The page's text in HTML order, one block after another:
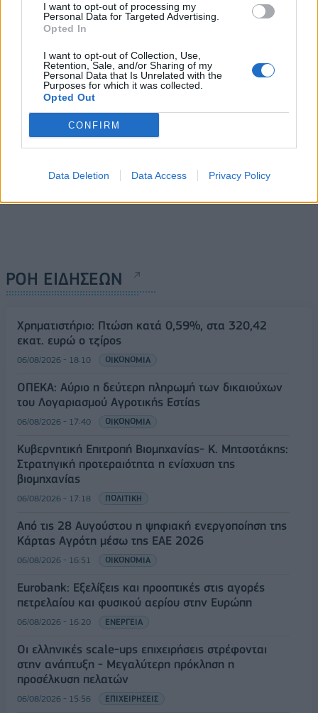
I want to opt-out of processing my
Personal Data for Targeted Advertising.
Opted In
I want to opt-out of Collection, Use,
Retention, Sale, and/or Sharing of my
Personal Data that Is Unrelated with the
Purposes for which it was collected.
Opted Out
CONFIRM
Data Deletion Data Access Privacy Policy
Κορονοϊός: Έρχεται νέο
σχέδιο με μέτρα για τον
χειμώνα
06/10/2020 - 14:35
Έρευνα: 14 εκατ. τόνοι
της θάλασσας
06/10/2020 - 15:17
ΡΟΗ ΕΙΔΗΣΕΩΝ
Χρηματιστήριο: Πτώση κατά 0,59%, στα 320,42
εκατ. ευρώ ο τζίρος
06/08/2026 - 18:10 ΟΙΚΟΝΟΜΙΑ
ΟΠΕΚΑ: Αύριο η δεύτερη πληρωμή των δικαιούχων
του Λογαριασμού Αγροτικής Εστίας
06/08/2026 - 17:40 ΟΙΚΟΝΟΜΙΑ
Κυβερνητική Επιτροπή Βιομηχανίας- Κ. Μητσοτάκης:
Στρατηγική προτεραιότητα η ενίσχυση της
βιομηχανίας
06/08/2026 - 17:18 ΠΟΛΙΤΙΚΗ
Από τις 28 Αυγούστου η ψηφιακή ενεργοποίηση της
Κάρτας Αγρότη μέσω της ΕΑΕ 2026
06/08/2026 - 16:51 ΟΙΚΟΝΟΜΙΑ
Eurobank: Εξελίξεις και προοπτικές στις αγορές
πετρελαίου και φυσικού αερίου στην Ευρώπη
06/08/2026 - 16:20 ΕΝΕΡΓΕΙΑ
Οι ελληνικές scale-ups επιχειρήσεις στρέφονται
στην ανάπτυξη - Μεγαλύτερη πρόκληση η
προσέλκυση πελατών
06/08/2026 - 15:56 ΕΠΙΧΕΙΡΗΣΕΙΣ